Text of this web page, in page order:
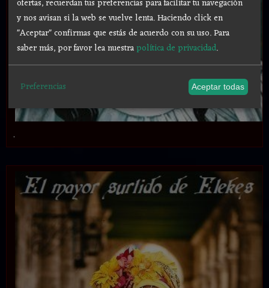
.
ofertas, recuerdan tus preferencias para facilitar tu navegación
y nos avisan si la web se vuelve lenta. Haciendo click en
"Aceptar" confirmas que estás de acuerdo con su uso.Para
saber más, por favor lea nuestrapolítica de privacidad.
Preferencias Aceptar todas